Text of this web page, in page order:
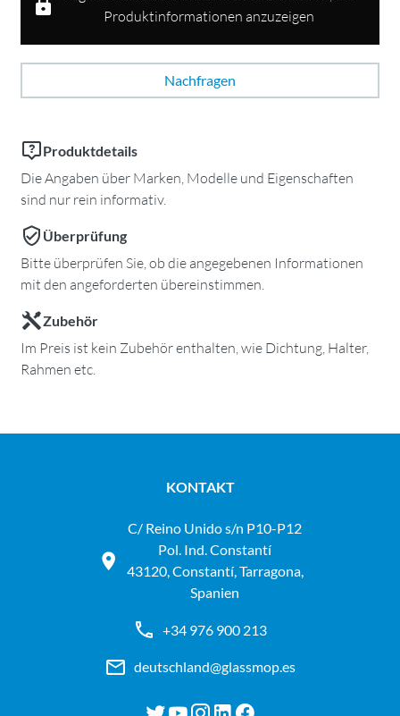
Produktinformationen anzuzeigen
Nachfragen
Produktdetails
Die Angaben über Marken, Modelle und Eigenschaften
sind nur rein informativ.
Überprüfung
Bitte überprüfen Sie, ob die angegebenen Informationen
mit den angeforderten übereinstimmen.
Zubehör
Im Preis ist kein Zubehör enthalten, wie Dichtung, Halter,
Rahmen etc.
KONTAKT
C/ Reino Unido s/n P10-P12
Pol. Ind. Constantí
43120, Constantí, Tarragona,
Spanien
+34 976 900 213
deutschland@glassmop.es